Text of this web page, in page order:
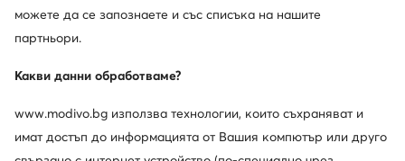
Обслужване на клиенти
Информации
можете да се запознаете и със списъка на нашите
партньори.
Какви данни обработваме?
www.modivo.bg използва технологии, които съхраняват и
имат достъп до информацията от Вашия компютър или друго